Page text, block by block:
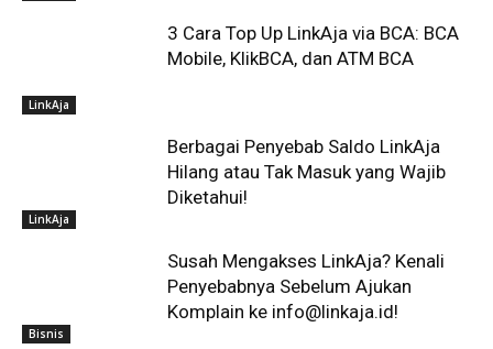
LinkAja
3 Cara Top Up LinkAja via BCA: BCA
Mobile, KlikBCA, dan ATM BCA
LinkAja
Berbagai Penyebab Saldo LinkAja
Hilang atau Tak Masuk yang Wajib
Diketahui!
Bisnis
Susah Mengakses LinkAja? Kenali
Penyebabnya Sebelum Ajukan
Komplain ke info@linkaja.id!